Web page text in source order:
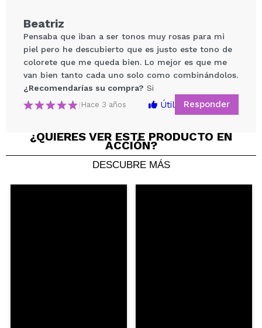
Compartir un vídeo o una foto
Tu vídeo podría ser el primero. Imagínatelo...
¿Recomendarías su compra? Si No
Beatriz
Pensaba que iban a ser tonos muy rosas para mi
piel pero he descubierto que es justo este tono de
colorete que me queda bien. Lo mejor es que me
van bien tanto cada uno solo como combinándolos.
¿Recomendarías su compra? Si
| Hace 3 años Útil Responder
¿QUIERES VER ESTE PRODUCTO EN
ACCIÓN?
DESCUBRE MÁS